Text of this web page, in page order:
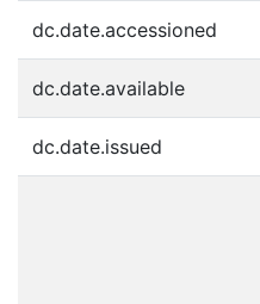
dc.date.accessioned
dc.date.available
dc.date.issued